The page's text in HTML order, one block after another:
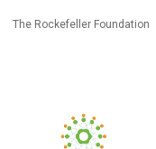
The Rockefeller Foundation